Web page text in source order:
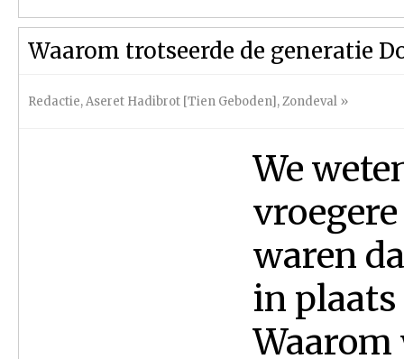
Waarom trotseerde de generatie
Redactie,Aseret Hadibrot [Tien Geboden],Zondeval »
We
waren
in